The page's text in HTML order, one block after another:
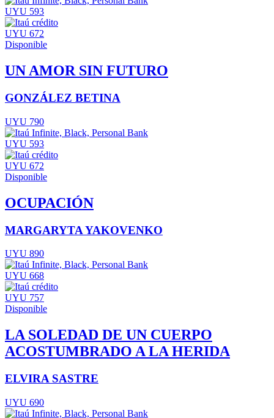
UYU 593
UYU 672
Disponible
UN AMOR SIN FUTURO
GONZÁLEZ BETINA
UYU 790
UYU 593
UYU 672
Disponible
OCUPACIÓN
MARGARYTA YAKOVENKO
UYU 890
UYU 668
UYU 757
Disponible
LA SOLEDAD DE UN CUERPO
ACOSTUMBRADO A LA HERIDA
ELVIRA SASTRE
UYU 690